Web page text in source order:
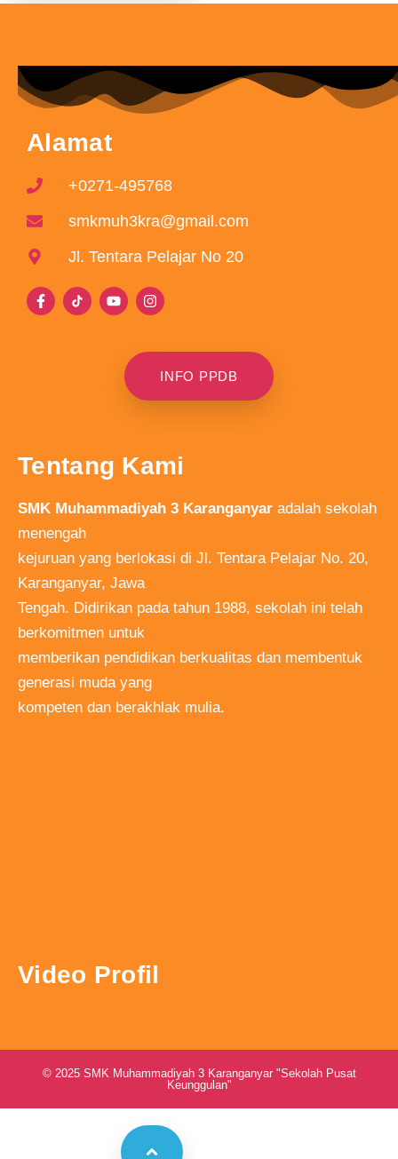
Alamat
+0271-495768
smkmuh3kra@gmail.com
Jl. Tentara Pelajar No 20
INFO PPDB
Tentang Kami
SMK Muhammadiyah 3 Karanganyar adalah sekolah
menengah
kejuruan yang berlokasi di Jl. Tentara Pelajar No. 20,
Karanganyar, Jawa
Tengah. Didirikan pada tahun 1988, sekolah ini telah
berkomitmen untuk
memberikan pendidikan berkualitas dan membentuk
generasi muda yang
kompeten dan berakhlak mulia.
Video Profil
© 2025 SMK Muhammadiyah 3 Karanganyar "Sekolah Pusat
Keunggulan"